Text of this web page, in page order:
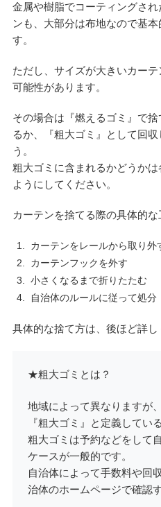
金属や樹脂でコーティングさ
ンも、大部分は布地なので基
す。
ただし、サイズが大きいカー
可能性があります。
その場合は『燃えるゴミ』で
るか、『粗大ゴミ』として回
う。
粗大ゴミに含まれるかどうか
ようにしてください。
カーテンを捨てる際の具体的な
カーテンをレールから取り外
カーテンフックを外す
小さくなるまで折りたたむ
自治体のルールに従って処分
具体的な捨て方は、後ほど詳し
★粗大ゴミとは？
地域によって異なりますが、
『粗大ゴミ』と定義してい
粗大ゴミは予約などをして
ケースが一般的です。
自治体によって手数料や回
治体のホームページで確認